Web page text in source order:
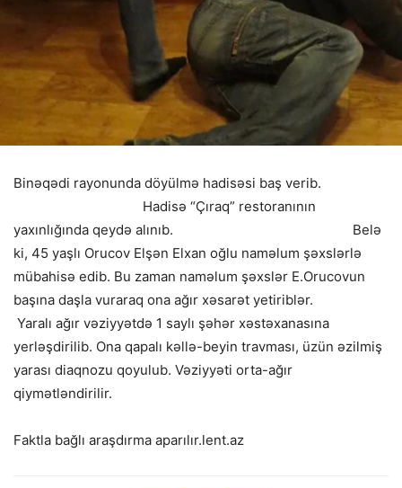
Binəqədi rayonunda döyülmə hadisəsi baş verib.
Hadisə “Çıraq” restoranının
yaxınlığında qeydə alınıb. Belə
ki, 45 yaşlı Orucov Elşən Elxan oğlu naməlum şəxslərlə
mübahisə edib. Bu zaman naməlum şəxslər E.Orucovun
başına daşla vuraraq ona ağır xəsarət yetiriblər.
Yaralı ağır vəziyyətdə 1 saylı şəhər xəstəxanasına
yerləşdirilib. Ona qapalı kəllə-beyin travması, üzün əzilmiş
yarası diaqnozu qoyulub. Vəziyyəti orta-ağır
qiymətləndirilir.
Faktla bağlı araşdırma aparılır.lent.az